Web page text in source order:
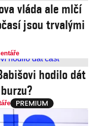
vláda ale mlčí
jsou trvalými
hodilo dát